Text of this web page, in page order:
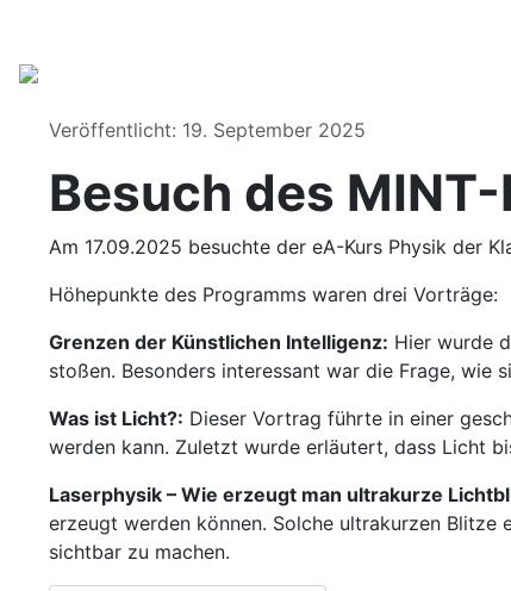
Details
Veröffentlicht: 19. September 2025
Besuch des
Am 17.09.2025 besuchte der eA-Kurs Physik der
Höhepunkte des Programms waren drei Vorträge:
Grenzen der Künstlichen Intelligenz: Hier wurde
stoßen. Besonders interessant war die Frage, wie
Was ist Licht?: Dieser Vortrag führte in einer
werden kann. Zuletzt wurde erläutert, dass Licht
Laserphysik – Wie erzeugt man ultrakurze
erzeugt werden können. Solche ultrakurzen Blitze
sichtbar zu machen.